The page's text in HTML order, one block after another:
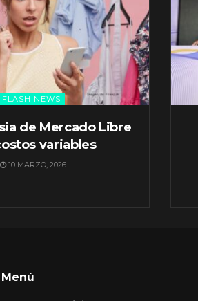
FLASH NEWS
de Mercado Libre
variables
10 MARZO, 2026
Menú